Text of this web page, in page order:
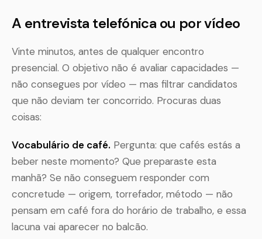
A entrevista telefónica ou por vídeo
Vinte minutos, antes de qualquer encontro
presencial. O objetivo não é avaliar capacidades —
não consegues por vídeo — mas filtrar candidatos
que não deviam ter concorrido. Procuras duas
coisas:
Vocabulário de café. Pergunta: que cafés estás a
beber neste momento? Que preparaste esta
manhã? Se não conseguem responder com
concretude — origem, torrefador, método — não
pensam em café fora do horário de trabalho, e essa
lacuna vai aparecer no balcão.